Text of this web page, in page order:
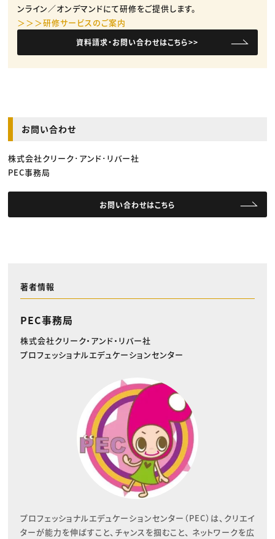
ンライン／オンデマンドにて研修をご提供します。
＞＞＞研修サービスのご案内
資料請求・お問い合わせはこちら>>
お問い合わせ
株式会社クリーク･アンド･リバー社
PEC事務局
お問い合わせはこちら
著者情報
PEC事務局
株式会社クリーク・アンド・リバー社
プロフェッショナルエデュケーションセンター
プロフェッショナルエデュケーションセンター（PEC）は、クリエイ
ターが能力を伸ばすこと、チャンスを掴むこと、 ネットワークを広